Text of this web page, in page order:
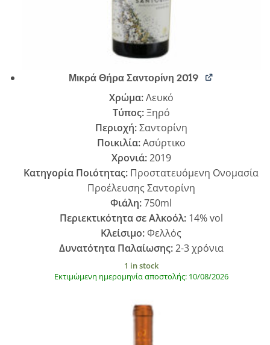
Μικρά Θήρα Σαντορίνη 2019
Χρώμα:Λευκό
Τύπος:Ξηρό
Περιοχή:Σαντορίνη
Ποικιλία:Ασύρτικο
Χρονιά:2019
Κατηγορία Ποιότητας: Προστατευόμενη Ονομασία
Προέλευσης Σαντορίνη
Φιάλη:750ml
Περιεκτικότητα σε Αλκοόλ:14% vol
Κλείσιμο:Φελλός
Δυνατότητα Παλαίωσης:2-3 χρόνια
1 in stock
Εκτιμώμενη ημερομηνία αποστολής: 10/08/2026